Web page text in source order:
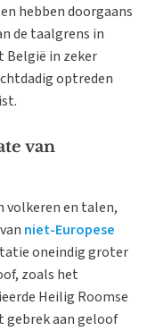
hebben doorgaans
de taalgrens in
België in zeker
optreden
van
volkeren en talen,
niet-Europese
oneindig groter
zoals het
Heilig Roomse
gebrek aan geloof